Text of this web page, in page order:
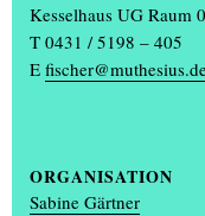
Prof. Dr. Arne Zerbst,
Kesselhaus UG Raum
T 0431 / 5198 – 405
E
ORGANISATION
Sabine Gärtner